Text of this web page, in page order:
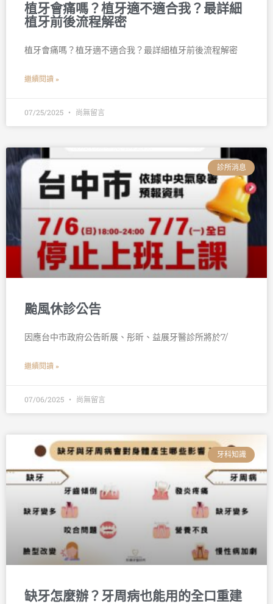
植牙會痛嗎？植牙適不適合我？最詳細
植牙前後流程解密
植牙會痛嗎？植牙適不適合我？最詳細植牙前後流程解密
繼續閱讀 »
07/25/2025 尚無留言
診所消息
颱風休診公告
因應台中市政府公告昕展、彤昕、益展牙醫診所將於7/
繼續閱讀 »
07/06/2025 尚無留言
牙科知識
缺牙怎麼辦？牙周病也能用的全口重建